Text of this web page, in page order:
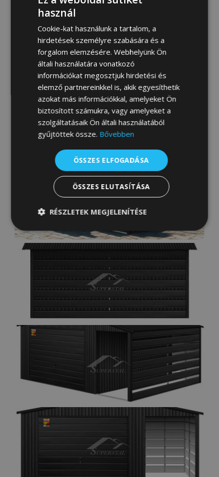
Fotógaléria:
használ
Cookie-kat használunk a tartalom, a
hirdetések személyre szabására és a
forgalom elemzésére. Webhelyünk Ön
általi használatára vonatkozó
információkat megosztjuk hirdetési és
elemző partnereinkkel is, akik egyesíthetik
azokat más információkkal, amelyeket Ön
biztosított számukra, vagy amelyeket a
szolgáltatásaik Ön általi használatából
gyűjtöttek össze. Bővebben
ÖSSZES ELFOGADÁSA
ÖSSZES ELUTASÍTÁSA
RÉSZLETEK MEGJELENÍTÉSE
Elengedhetetlenül
szükséges
Teljesítmény
Célzás Funkcionalitás
Besorolatlan